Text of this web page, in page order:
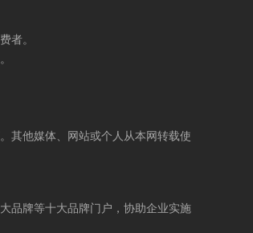
者。
其他媒体、网站或个人从本网转载使
品牌等十大品牌门户，协助企业实施